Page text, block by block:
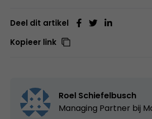
Deel dit artikel
Kopieer link
Roel Schiefelbusch
Managing Partner bij